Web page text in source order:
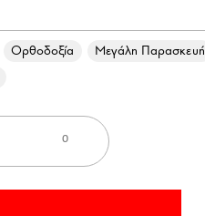
Ορθοδοξία
Μεγάλη Παρασκευή
0